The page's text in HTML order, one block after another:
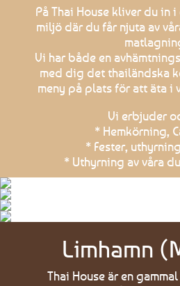
På Thai House kliver du in
miljö där du får njuta av
Vi har både en
med dig det thailändska
meny på plats för att äta i
Vi erbjuder
* Hemkörning,
* Fester,
* Uthyrning av våra
Limhamn
Thai House är en